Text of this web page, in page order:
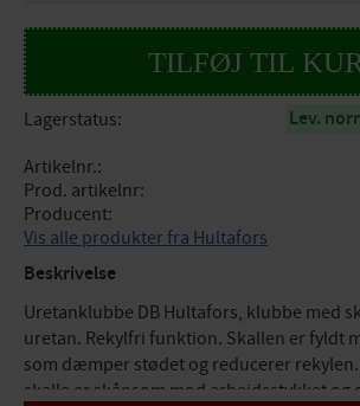
Lagerstatus
Lev.
Artikelnr.
Prod. artikelnr
Producent
Vis alle produkter fra Hultafors
Beskrivelse
Uretanklubbe DB Hultafors, klubbe med
uretan. Rekylfri funktion. Skallen er fyldt
som dæmper stødet og reducerer
skalle er skånsom mod arbejdsstykket og